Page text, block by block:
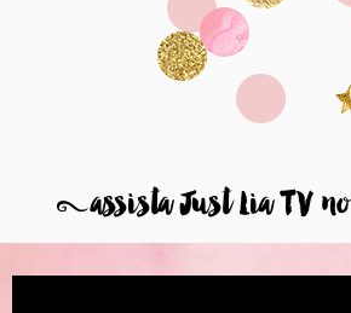
8assista Just Lia TV